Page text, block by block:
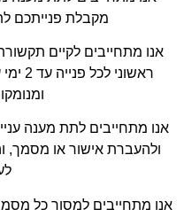
מקבלת פנייתכם
אנו מתחייבים לקיים
אנו מתחייבים לתת מענה
ולהעברת אישור או מסמך,
אנו מתחייבים למסור כל